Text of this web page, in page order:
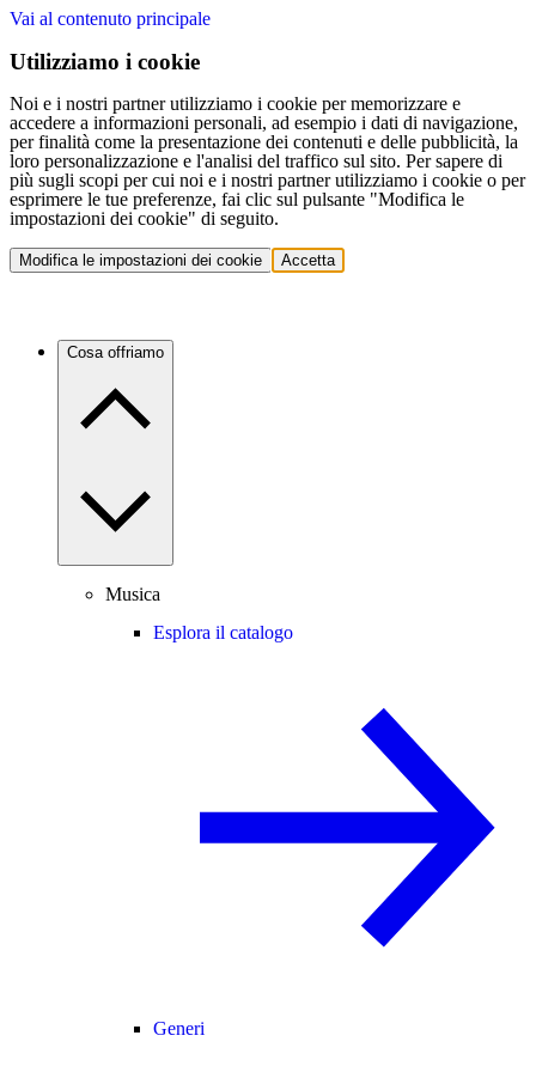
Vai al contenuto principale
Utilizziamo i cookie
Noi e i nostri partner utilizziamo i cookie per memorizzare e
accedere a informazioni personali, ad esempio i dati di navigazione,
per finalità come la presentazione dei contenuti e delle pubblicità, la
loro personalizzazione e l'analisi del traffico sul sito. Per sapere di
più sugli scopi per cui noi e i nostri partner utilizziamo i cookie o per
esprimere le tue preferenze, fai clic sul pulsante "Modifica le
impostazioni dei cookie" di seguito.
Modifica le impostazioni dei cookie Accetta
Cosa offriamo
Musica
Esplora il catalogo
Generi